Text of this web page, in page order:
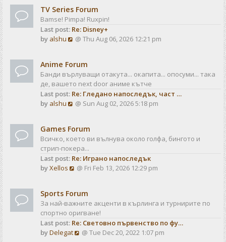
t
e
s
t
p
s
t
w
t
h
e
e
s
t
p
s
t
TV Series Forum
Bamse! Pimpa! Ruxpin!
Last post: Re: Disney+
by alshu
V
w
t
h
e
e
s
t
p
o
t
@ Thu Aug 06, 2026 12:21 pm
Anime Forum
Банди върлуващи отакута... окапита... опосуми... така
де, вашето next door аниме кътче
Last post: Re: Гледано напоследък, част …
by alshu
V
w
t
h
e
l
e
s
t
p
o
@ Sun Aug 02, 2026 5:18 pm
Games Forum
Всичко, което ви вълнува около голфа, бингото и
стрип-покера...
Last post: Re: Играно напоследък
byXellos
V
w
t
h
e
l
@ Fri Feb 13, 2026 12:29 pm
Sports Forum
За най-важните акценти в кърлинга и турнирите по
спортно оригване!
Last post: Re: Световно първенство по фу…
byDelegat
V@ Tue Dec 20, 2022 1:07 pm